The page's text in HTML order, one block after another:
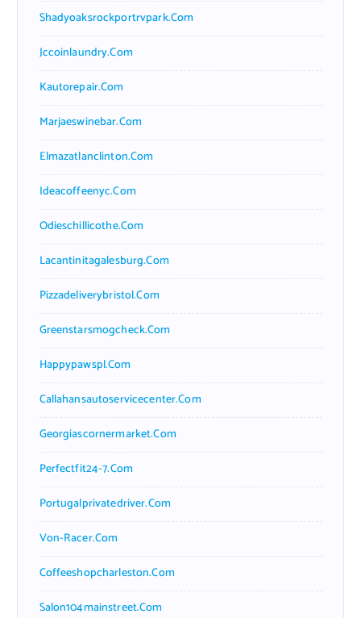
Shadyoaksrockportrvpark.com
Jccoinlaundry.com
Kautorepair.com
Marjaeswinebar.com
Elmazatlanclinton.com
Ideacoffeenyc.com
Odieschillicothe.com
Lacantinitagalesburg.com
Pizzadeliverybristol.com
Greenstarsmogcheck.com
Happypawspl.com
Callahansautoservicecenter.com
Georgiascornermarket.com
Perfectfit24-7.com
Portugalprivatedriver.com
Von-Racer.com
Coffeeshopcharleston.com
Salon104mainstreet.com